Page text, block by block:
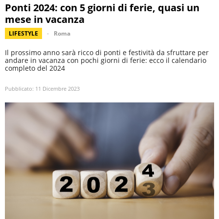
Ponti 2024: con 5 giorni di ferie, quasi un
mese in vacanza
LIFESTYLE Roma
Il prossimo anno sarà ricco di ponti e festività da sfruttare per
andare in vacanza con pochi giorni di ferie: ecco il calendario
completo del 2024
Pubblicato: 11 Dicembre 2023